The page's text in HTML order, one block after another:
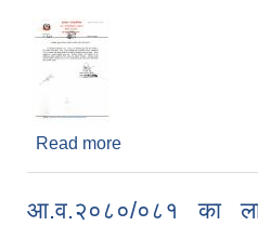
Read more
आ‍.व.२०८०/०८१ का